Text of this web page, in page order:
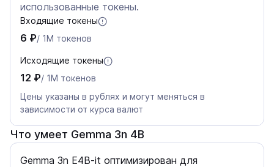
использованные токены.
Входящие токены
6 ₽/ 1M токенов
Исходящие токены
12 ₽/ 1M токенов
Цены указаны в рублях и могут меняться в
зависимости от курса валют
Что умеет Gemma 3n 4B
Gemma 3n E4B-it оптимизирован для